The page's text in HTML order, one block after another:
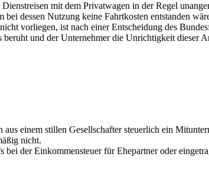
mit dem Privatwagen in der Regel
dessen Nutzung keine Fahrtkosten entstanden
vorliegen, ist nach einer Entscheidung des
und der Unternehmer die Unrichtigkeit
einem stillen Gesellschafter steuerlich ein
nicht.
der Einkommensteuer für Ehepartner oder